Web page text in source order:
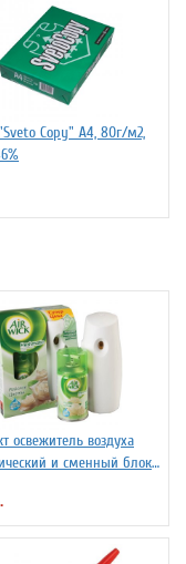
Copy" А4, 80г/м2,
освежитель воздуха
и сменный блок